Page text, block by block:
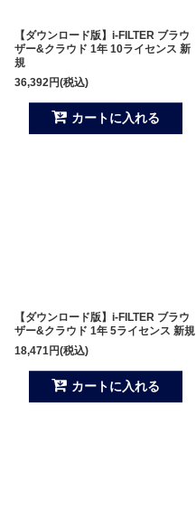
【ダウンロード版】i-FILTER ブラウ
ザー&クラウド 1年 10ライセンス 新
規
36,392円(税込)
カートに入れる
【ダウンロード版】i-FILTER ブラウ
ザー&クラウド 1年 5ライセンス 新規
18,471円(税込)
カートに入れる